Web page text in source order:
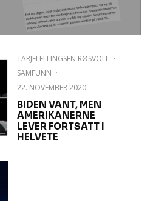
TARJEI ELLINGSEN RØSVOLL ·
SAMFUNN ·
22. NOVEMBER 2020
BIDEN VANT, MEN
AMERIKANERNE
LEVER FORTSATT I
HELVETE